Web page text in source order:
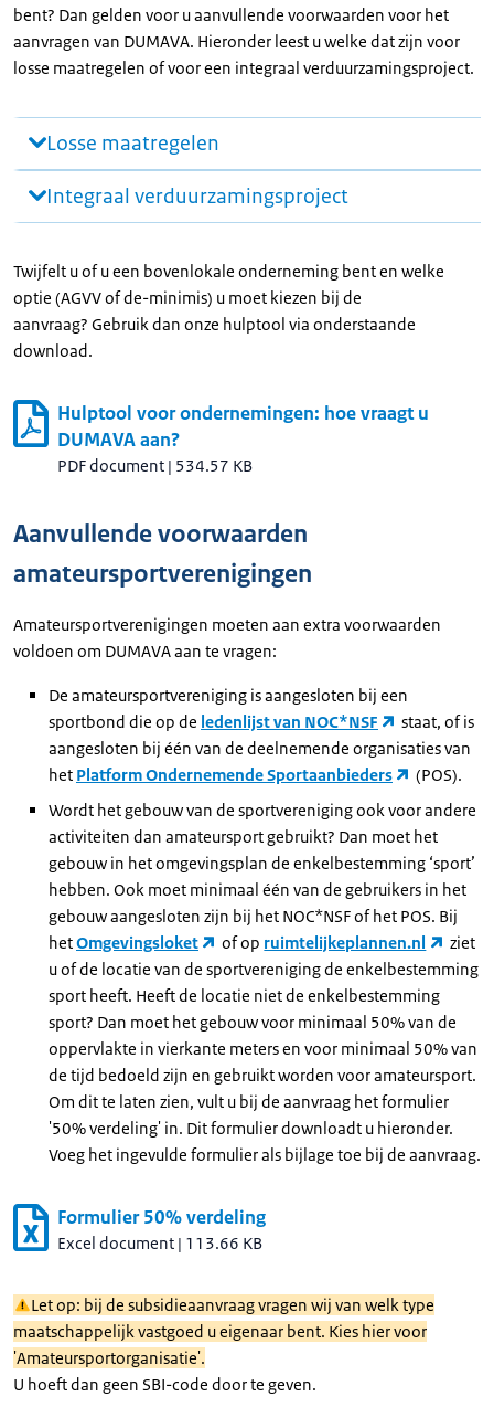
bent? Dan gelden voor u aanvullende voorwaarden voor het
aanvragen van DUMAVA. Hieronder leest u welke dat zijn voor
losse maatregelen of voor een integraal verduurzamingsproject.
Losse maatregelen
Integraal verduurzamingsproject
Twijfelt u of u een bovenlokale onderneming bent en welke
optie (AGVV of de-minimis) u moet kiezen bij de
aanvraag? Gebruik dan onze hulptool via onderstaande
download.
Hulptool voor ondernemingen: hoe vraagt u
DUMAVA aan?
PDF document | 534.57 KB
Aanvullende voorwaarden
amateursportverenigingen
Amateursportverenigingen moeten aan extra voorwaarden
voldoen om DUMAVA aan te vragen:
De amateursportvereniging is aangesloten bij een
sportbond die op de ledenlijst van NOC*NSF
staat, of is
aangesloten bij één van de deelnemende organisaties van
het Platform Ondernemende Sportaanbieders
(POS).
Wordt het gebouw van de sportvereniging ook voor andere
activiteiten dan amateursport gebruikt? Dan moet het
gebouw in het omgevingsplan de enkelbestemming ‘sport’
hebben. Ook moet minimaal één van de gebruikers in het
gebouw aangesloten zijn bij het NOC*NSF of het POS. Bij
hetOmgevingsloket of op ruimtelijkeplannen.nl
ziet
u of de locatie van de sportvereniging de enkelbestemming
sport heeft. Heeft de locatie niet de enkelbestemming
sport? Dan moet het gebouw voor minimaal 50% van de
oppervlakte in vierkante meters en voor minimaal 50% van
de tijd bedoeld zijn en gebruikt worden voor amateursport.
Om dit te laten zien, vult u bij de aanvraag het formulier
'50% verdeling' in. Dit formulier downloadt u hieronder.
Voeg het ingevulde formulier als bijlage toe bij de aanvraag.
Formulier 50% verdeling
Excel document | 113.66 KB
Let op: bij de subsidieaanvraag vragen wij van welk type
maatschappelijk vastgoed u eigenaar bent. Kies hier voor
'Amateursportorganisatie'.
U hoeft dan geen SBI-code door te geven.